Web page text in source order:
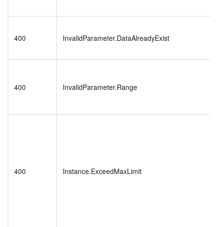
400 InvalidParameter.DataAlreadyExist
400 InvalidParameter.Range
400 Instance.ExceedMaxLimit